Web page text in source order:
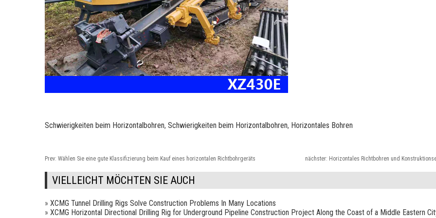
Schwierigkeiten beim Horizontalbohren, Schwierigkeiten beim Horizontalbohren, Horizontales Bohren
Prev: Wählen Sie eine gute Klassifizierung beim Kauf eines horizontalen Richtbohrgeräts nächster: Horizontales Richtbohren und
VIELLEICHT MÖCHTEN SIE AUCH
» XCMG Tunnel Drilling Rigs Solve Construction Problems In Many Locations
» XCMG Horizontal Directional Drilling Rig for Underground Pipeline Construction Project Along the Coast of a Middle Eastern